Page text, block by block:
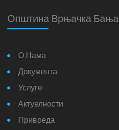
Општина Врњачка Бања
О Нама
Документа
Услуге
Актуелности
Привреда